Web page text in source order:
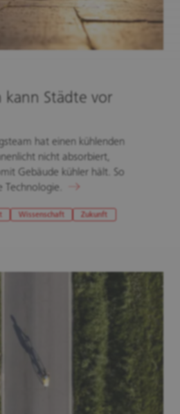
Städte vor
hat einen kühlenden
nicht absorbiert,
Gebäude kühler hält. So
Wissenschaft Zukunft